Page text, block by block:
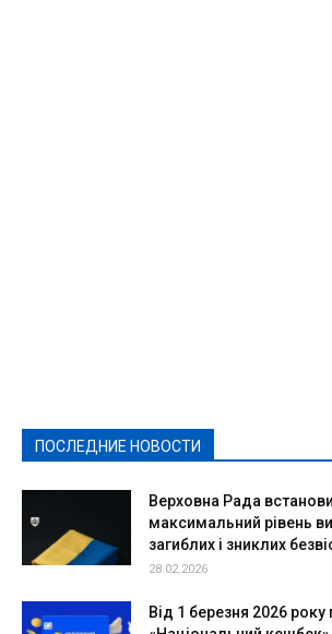
ПОСЛЕДНИЕ НОВОСТИ
Верховна Рада
максимальний рівень
загиблих і зниклих
28.02.2026
Від 1 березня 2026